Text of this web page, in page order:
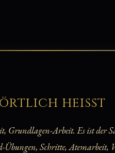
heißt
Grundlagen-Arbeit. Es ist der
Schritte, Atemarbeit,